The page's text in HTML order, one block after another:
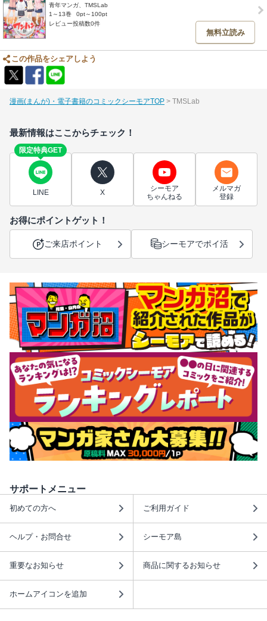
青年マンガ、TMSLab
1～13巻
0pt～100pt
レビュー投稿数0件
無料立読み
この作品をシェアしよう
漫画(まんが)・電子書籍のコミックシーモアTOP TMSLab
最新情報はここからチェック！
限定特典GET
LINE X
シーモア
ちゃんねる
メルマガ
登録
お得にポイントゲット！
ご来店ポイント シーモアでポイ活
サポートメニュー
初めての方へ ご利用ガイド
ヘルプ・お問合せ シーモア島
重要なお知らせ 商品に関するお知らせ
ホームアイコンを追加